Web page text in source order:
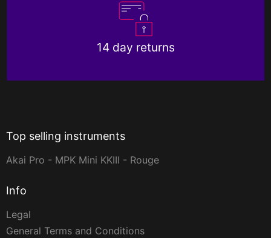
14 day returns
Top selling instruments
Akai Pro - MPK Mini KKIII - Rouge
Info
Legal
General Terms and Conditions